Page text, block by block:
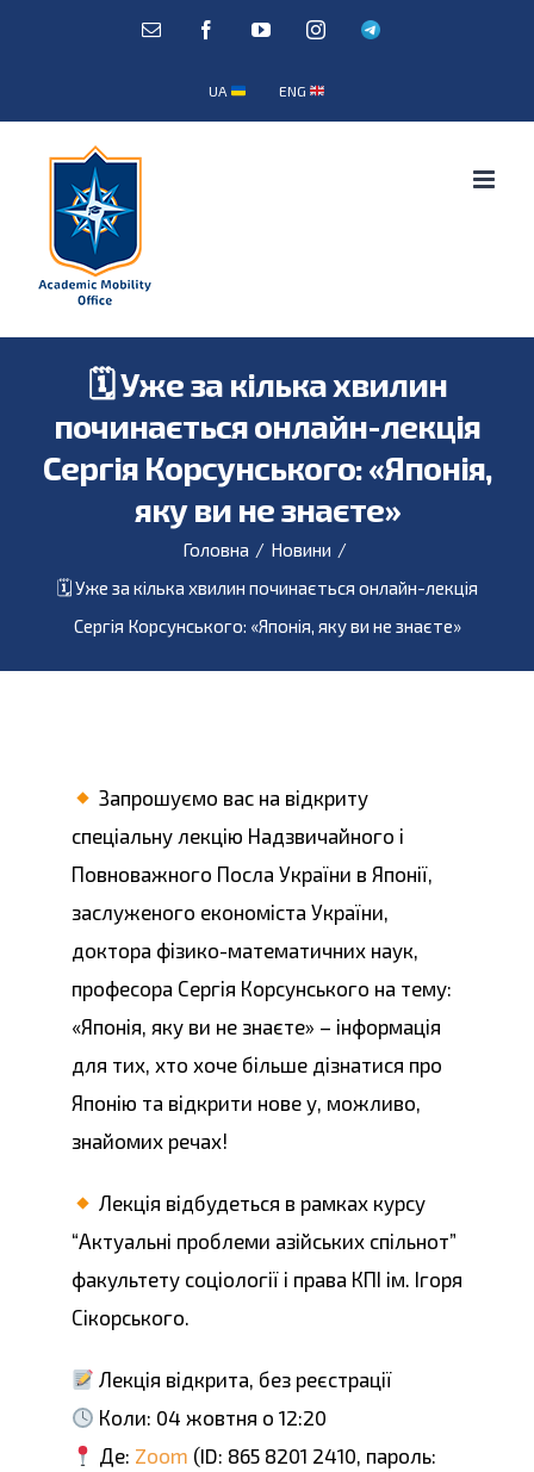
E-
FacebookYouTubeInstagramTelegram
UA ENG
🗓 Уже за кілька хвилин
починається онлайн-лекція
Сергія Корсунського: «Японія,
яку ви не знаєте»
Головна / Новини /
🗓 Уже за кілька хвилин починається онлайн-лекція
Сергія Корсунського: «Японія, яку ви не знаєте»
Запрошуємо вас на відкриту
спеціальну лекцію Надзвичайного і
Повноважного Посла України в Японії,
заслуженого економіста України,
доктора фізико-математичних наук,
професора Сергія Корсунського на тему:
«Японія, яку ви не знаєте» – інформація
для тих, хто хоче більше дізнатися про
Японію та відкрити нове у, можливо,
знайомих речах!
Лекція відбудеться в рамках курсу
“Актуальні проблеми азійських спільнот”
факультету соціології і права КПІ ім. Ігоря
Сікорського.
Лекція відкрита, без реєстрації
Коли: 04 жовтня о 12:20
Де: Zoom (ID: 865 8201 2410, пароль: